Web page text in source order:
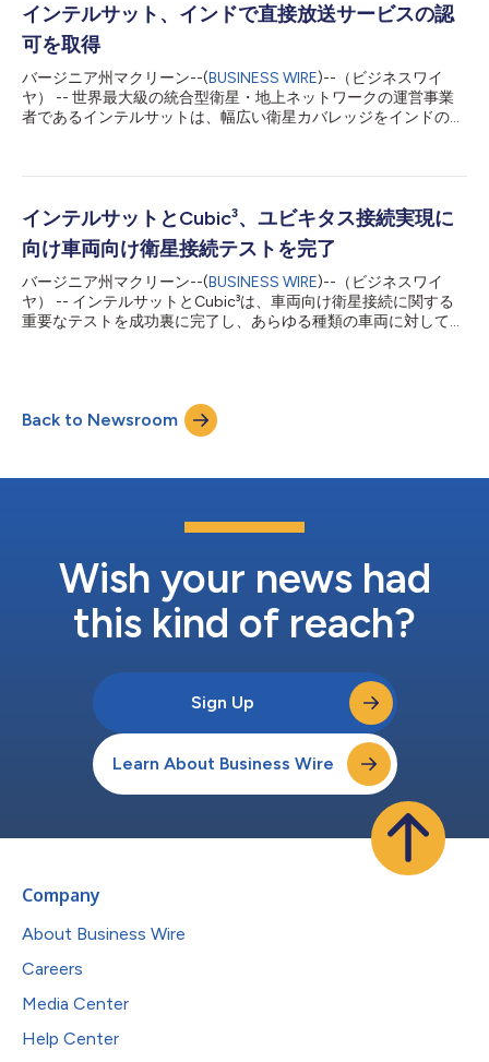
習センターに、南スーダンおよびウガンダで初めて高速インター
ネット接続を提供し、インフラが十分でない、または損なわれた
地域の数千人の若者に教育へのデジタル架け橋を築きます。 イ
ンテルサットは、南スーダンで7か所、ウガンダで3か所、合計
10か所のセンターに衛星接続を提供します。この3年間のパート
ナーシップ期間を通じて、インテルサットは設備、マネージド接
続サービス、設置、継続的な技術サポートを提供します。この画
インテルサット、インドで直接放送サービスの認
可を取得
バージニア州マクリーン--(BUSINESS WIRE)--（ビジネスワイ
ヤ） -- 世界最大級の統合型衛星・地上ネットワークの運営事業
者であるインテルサットは、幅広い衛星カバレッジをインドの放
テルサットの新サービスの提供とインドへの追加投資の歩みを加
ドでCバンドの帯域を利用する4機のGEO衛星（静止衛星）、IS-
17号、IS-20号、IS-36号、IS-39号の認可を確保しました。今回
認可を受けた衛星フリートは、インドの力強い放送メディア業界
を主なサービス提供対象として、インド亜大陸全域およびインド
から世界の他地域に向けたコンテンツの提供・配信能力を強化し
ます。この規制上のマイルストーンは、インテルサットのインド
におけるプレゼンスの拡大と、地域における技術的進歩の促進に
インテルサットとCubic³、ユビキタス接続実現に
向け車両向け衛星接続テストを完了
バージニア州マクリーン--(BUSINESS WIRE)--（ビジネスワイ
ヤ） -- インテルサットとCubic³は、車両向け衛星接続に関する
重要なテストを成功裏に完了し、あらゆる種類の車両に対してシ
功裏に実証され、地上ネットワークと非地上系ネットワークがシ
ームレスに連携することで、場所を問わず常時接続を実現できる
ことを示しました。 「今回の基本合意書の締結とテストの成功
た」と、インテルサットの最高技術責任者であるブルーノ・フロ
革新的なコネクティビティ・プラットフォームを組み合わせるこ
とで、世界中どこでも車両を接続できるソリューションを構築
いった重要な機能を可能にします。」 今回のテストでは、イン
テルサットのFlexMove Fle...
Back to Newsroom
Wish your news had
this kind of reach?
Sign Up
Learn About Business Wire
Company
About Business Wire
Careers
Media Center
Help Center